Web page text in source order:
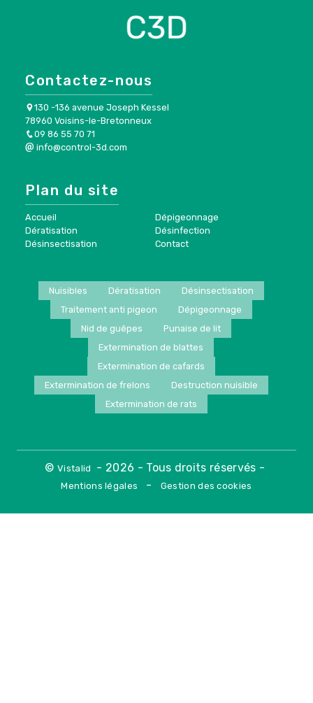
Contactez-nous
130 -136 avenue Joseph Kessel
78960 Voisins-le-Bretonneux
09 86 55 70 71
info@control-3d.com
Plan du site
Accueil
Dératisation
Désinsectisation
Dépigeonnage
Désinfection
Contact
Nuisibles Dératisation
Désinsectisation
Traitement anti pigeon
Dépigeonnage
Nid de guêpes
Punaise de lit
Extermination de blattes
Extermination de cafards
Extermination de frelons
Destruction nuisible
Extermination de rats
©Vistalid - 2026 - Tous droits réservés -
Mentions légales - Gestion des cookies